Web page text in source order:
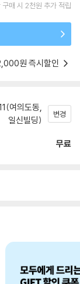
매 시 2천원 추가 적립
원 즉시할인
여의도동,
일신빌딩)
변경
무료